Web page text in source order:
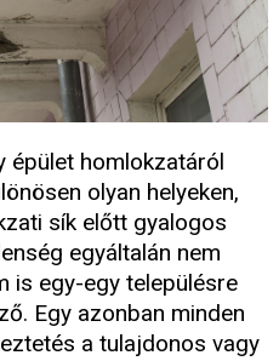
épület homlokzatáról
olyan helyeken,
sík előtt gyalogos
egyáltalán nem
is egy-egy településre
Egy azonban minden
a tulajdonos vagy